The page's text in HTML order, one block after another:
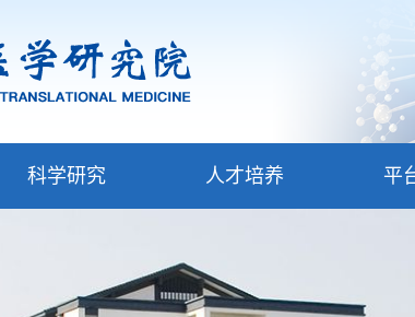
科学研究 人才培养 平